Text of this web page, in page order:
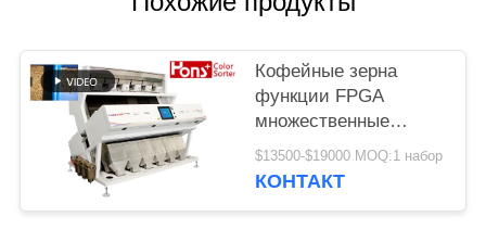
Кофейные зерна
функции FPGA
множественные
красят сортируя
машину
$13500-$19000 MOQ:1 набор
КОНТАКТ